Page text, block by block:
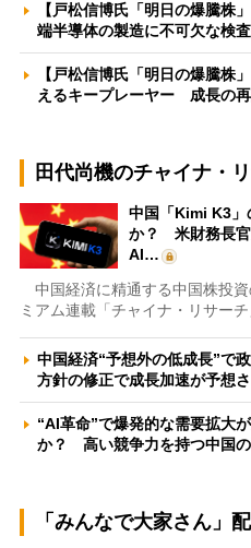
【戸松信博氏「明日の爆騰株
端半導体の製造に不可欠な検
【戸松信博氏「明日の爆騰株
えるキープレーヤー 成長の
田代尚機のチャイナ・
中国「Kimi K3」
か？ 米財務長官
AI…
中国経済に精通する中国株投
ミアム連載「チャイナ・リサー
中国経済“予想外の低成長”で
方針の修正で成長加速が予想
“AI革命”で爆発的な需要拡大
か？ 高い競争力を持つ中国
「みんなで大家さん」